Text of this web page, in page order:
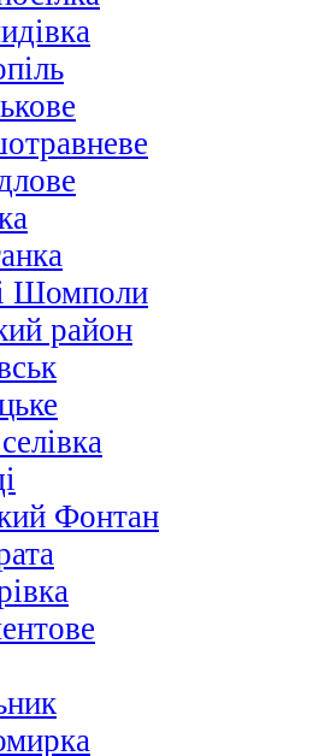
Шомполи
район
Фонтан